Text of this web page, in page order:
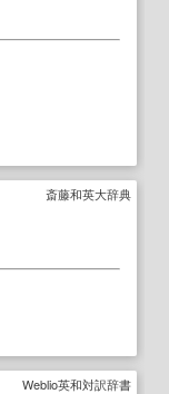
斎藤和英大辞典
Weblio英和対訳辞書